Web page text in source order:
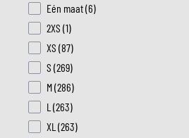
Eén maat(6products available
)
2XS (1products available
)
XS (87products available
)
S (269products available
)
M(286products available
)
L (263products available
)
XL (263products available
)